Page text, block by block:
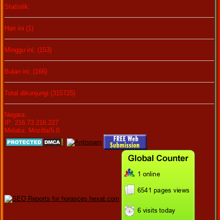
Statistik:
Hari ini (1)
Minggu ini; (153)
Bulan ini; (166)
Total dikunjungi (315725)
Negara:
IP: 216.73.216.227
Melalui: Mozilla/5.0